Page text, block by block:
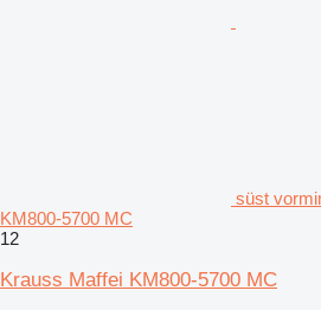
süst
KM800-5700 MC
12
Krauss Maffei KM800-5700 MC